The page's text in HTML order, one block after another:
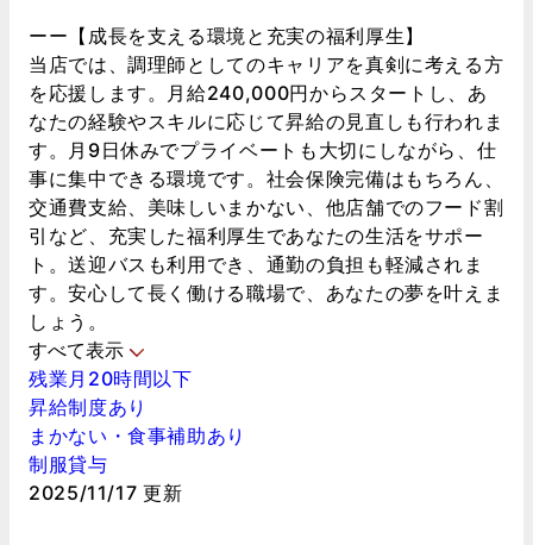
ーー【成長を支える環境と充実の福利厚生】
当店では、調理師としてのキャリアを真剣に考える方
を応援します。月給240,000円からスタートし、あ
なたの経験やスキルに応じて昇給の見直しも行われま
す。月9日休みでプライベートも大切にしながら、仕
事に集中できる環境です。社会保険完備はもちろん、
交通費支給、美味しいまかない、他店舗でのフード割
引など、充実した福利厚生であなたの生活をサポー
ト。送迎バスも利用でき、通勤の負担も軽減されま
す。安心して長く働ける職場で、あなたの夢を叶えま
しょう。
すべて表示
残業月20時間以下
昇給制度あり
まかない・食事補助あり
制服貸与
2025/11/17 更新